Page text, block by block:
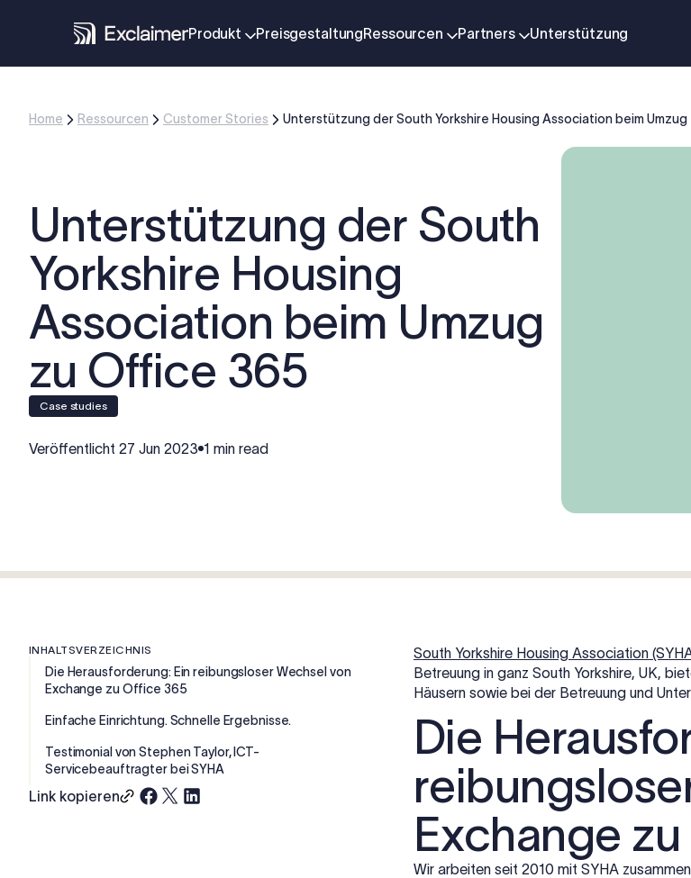
Produkt PreisgestaltungRessourcen Partners Unterstützung
Home Ressourcen Customer Stories Unterstützung der South Yorkshire Housing Association beim
Unterstützung der South
Yorkshire Housing
Association beim Umzug
zu Office 365
case studies
Veröffentlicht 27 Jun 2023 1 min read
INHALTSVERZEICHNIS
Die Herausforderung: Ein reibungsloser Wechsel von
Exchange zu Office 365
Einfache Einrichtung. Schnelle Ergebnisse.
Testimonial von Stephen Taylor, ICT-
Servicebeauftragter bei SYHA
Link kopieren
South Yorkshire Housing Association
Betreuung in ganz South Yorkshire, UK,
Häusern sowie bei der Betreuung und
Die
Exchange
Wir arbeiten seit 2010 mit SYHA